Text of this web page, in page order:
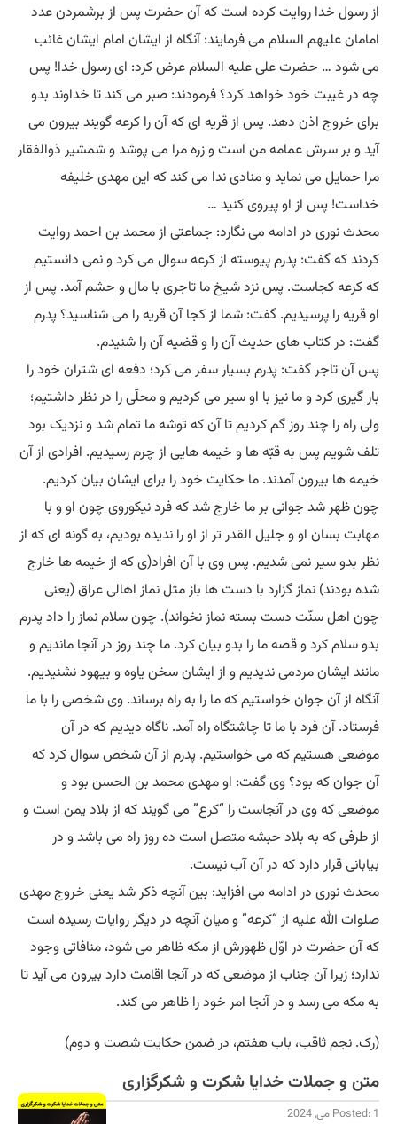
از رسول خدا روایت کرده است که آن حضرت پس از برشمردن عدد
امامان علیهم السلام می فرمایند: آنگاه از ایشان امام ایشان غائب
می شود … حضرت علی علیه السلام عرض کرد: ای رسول خدا! پس
چه در غیبت خود خواهد کرد؟ فرمودند: صبر می کند تا خداوند بدو
برای خروج اذن دهد. پس از قریه ای که آن را کرعه گویند بیرون می
آید و بر سرش عمامه من است و زره مرا می پوشد و شمشیر ذوالفقار
مرا حمایل می نماید و منادی ندا می کند که این مهدی خلیفه
خداست! پس از او پیروی کنید …
محدث نوری در ادامه می نگارد: جماعتی از محمد بن احمد روایت
کردند که گفت: پدرم پیوسته از کرعه سوال می کرد و نمی دانستیم
که کرعه کجاست. پس نزد شیخ ما تاجری با مال و حشم آمد. پس از
او قریه را پرسیدیم. گفت: شما از کجا آن قریه را می شناسید؟ پدرم
گفت: در کتاب های حدیث آن را و قضیه آن را شنیدم.
پس آن تاجر گفت: پدرم بسیار سفر می کرد؛ دفعه ای شتران خود را
بار گیری کرد و ما نیز با او سیر می کردیم و محلّی را در نظر داشتیم؛
ولی راه را چند روز گم کردیم تا آن که توشه ما تمام شد و نزدیک بود
تلف شویم پس به قبّه ها و خیمه هایی از چرم رسیدیم. افرادی از آن
خیمه ها بیرون آمدند. ما حکایت خود را برای ایشان بیان کردیم.
چون ظهر شد جوانی بر ما خارج شد که فرد نیکوروی چون او و با
مهابت بسان او و جلیل القدر تر از او را ندیده بودیم، به گونه ای که از
نظر بدو سیر نمی شدیم. پس وی با آن افراد(ی که از خیمه ها خارج
شده بودند) نماز گزارد با دست ها باز مثل نماز اهالی عراق (یعنی
چون اهل سنّت دست بسته نماز نخواند). چون سلام نماز را داد پدرم
بدو سلام کرد و قصه ما را بدو بیان کرد. ما چند روز در آنجا ماندیم و
مانند ایشان مردمی ندیدیم و از ایشان سخن یاوه و بیهود نشنیدیم.
آنگاه از آن جوان خواستیم که ما را به راه برساند. وی شخصی را با ما
فرستاد. آن فرد با ما تا چاشتگاه راه آمد. ناگاه دیدیم که در آن
موضعی هستیم که می خواستیم. پدرم از آن شخص سوال کرد که
آن جوان که بود؟ وی گفت: او مهدی محمد بن الحسن بود و
موضعی که وی در آنجاست را “کرع” می گویند که از بلاد یمن است و
از طرفی که به بلاد حبشه متصل است ده روز راه می باشد و در
بیابانی قرار دارد که در آن آب نیست.
محدث نوری در ادامه می افزاید: بین آنچه ذکر شد یعنی خروج مهدی
صلوات الله علیه از “کرعه” و میان آنچه در دیگر روایات رسیده است
که آن حضرت در اوّل ظهورش از مکه ظاهر می شود، منافاتی وجود
ندارد؛ زیرا آن جناب از موضعی که در آنجا اقامت دارد بیرون می آید تا
به مکه می رسد و در آنجا امر خود را ظاهر می کند.
(رک. نجم ثاقب، باب هفتم، در ضمن حکایت شصت و دوم)
متن و جملات خدایا شکرت و شکرگزاری
Posted: 1 می, 2024